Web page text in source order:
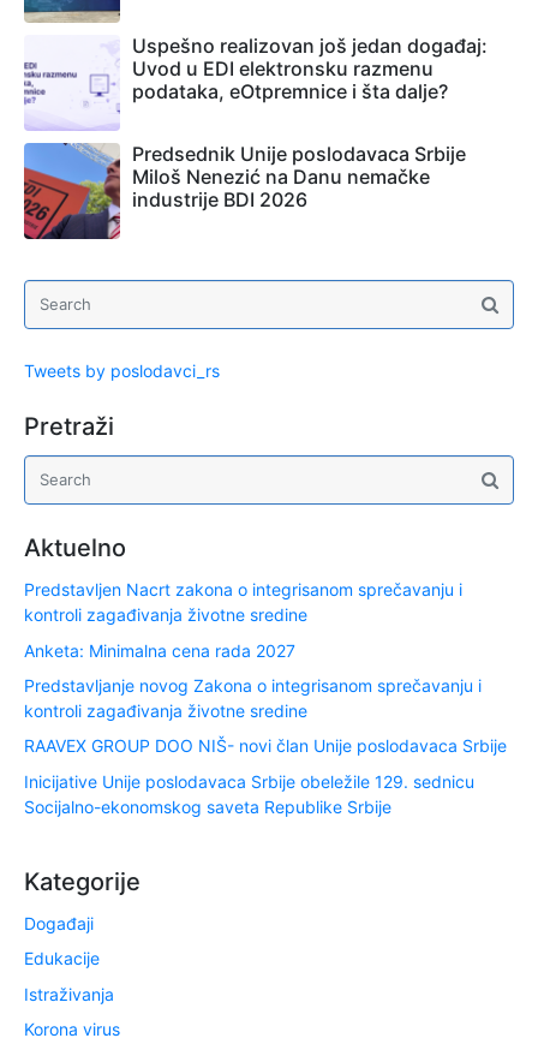
Uspešno realizovan još jedan događaj:
Uvod u EDI elektronsku razmenu
podataka, eOtpremnice i šta dalje?
Predsednik Unije poslodavaca Srbije
Miloš Nenezić na Danu nemačke
industrije BDI 2026
Tweets by poslodavci_rs
Pretraži
Aktuelno
Predstavljen Nacrt zakona o integrisanom sprečavanju i
kontroli zagađivanja životne sredine
Anketa: Minimalna cena rada 2027
Predstavljanje novog Zakona o integrisanom sprečavanju i
kontroli zagađivanja životne sredine
RAAVEX GROUP DOO NIŠ- novi član Unije poslodavaca Srbije
Inicijative Unije poslodavaca Srbije obeležile 129. sednicu
Socijalno-ekonomskog saveta Republike Srbije
Kategorije
Događaji
Edukacije
Istraživanja
Korona virus